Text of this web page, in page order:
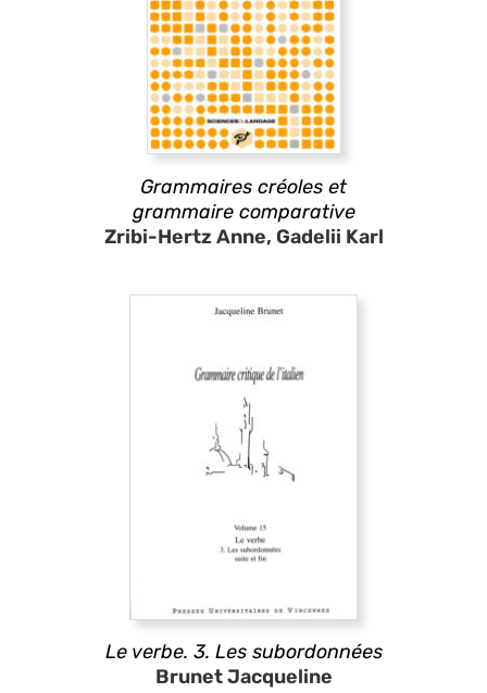
Grammaires créoles et
grammaire comparative
Zribi-Hertz Anne, Gadelii Karl
Le verbe. 3. Les subordonnées
Brunet Jacqueline